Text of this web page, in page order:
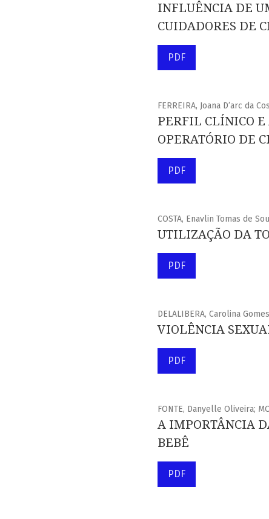
INFLUÊNCIA DE
CUIDADORES DE
PDF
FERREIRA, Joana D’arc da
PERFIL CLÍNICO E
OPERATÓRIO DE
PDF
COSTA, Enavlin Tomas de
UTILIZAÇÃO DA
PDF
DELALIBERA, Carolina
VIOLÊNCIA
PDF
FONTE, Danyelle Oliveira;
A IMPORTÂNCIA
BEBÊ
PDF